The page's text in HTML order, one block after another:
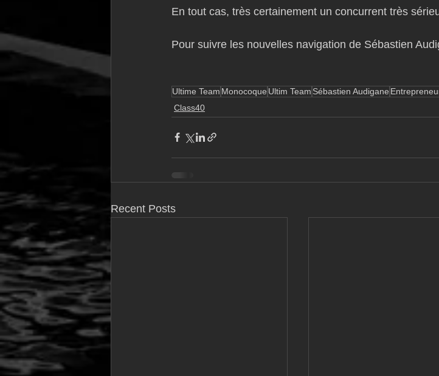
En tout cas, très certainement un concurrent très
Pour suivre les nouvelles navigation de Sébastien
Ultime Team Monocoque Ultim Team Sébastien Audigane
Class40
Recent Posts